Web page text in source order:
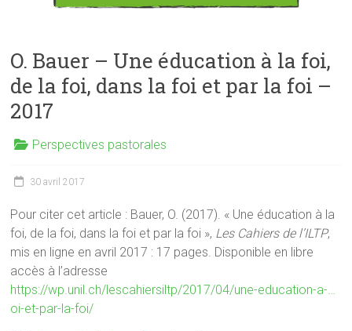
O. Bauer – Une éducation à la foi,
de la foi, dans la foi et par la foi –
2017
Perspectives pastorales
30 avril 2017
Pour citer cet article : Bauer, O. (2017). « Une éducation à la
foi, de la foi, dans la foi et par la foi », Les Cahiers de l’ILTP,
mis en ligne en avril 2017 : 17 pages. Disponible en libre
accès à l’adresse
https://wp.unil.ch/lescahiersiltp/2017/04/une-education-a-…
oi-et-par-la-foi/